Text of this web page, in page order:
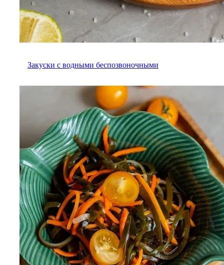
Закуски с водными беспозвоночными